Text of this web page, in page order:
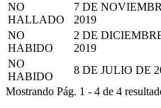
NO
HALLADO
7 DE
2019
NO
HABIDO
2 DE
2019
NO
HABIDO
8 DE JULIO DE
Mostrando Pág. 1 - 4 de 4